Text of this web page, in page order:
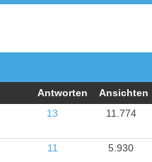
Antworten Ansichten
13 11.774
11 5.930